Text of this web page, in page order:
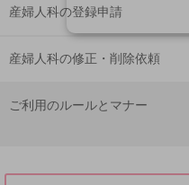
産婦人科の登録申請
産婦人科の修正・削除依頼
ご利用のルールとマナー